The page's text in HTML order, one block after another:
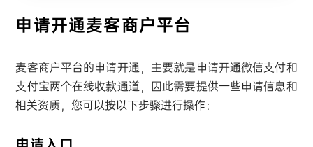
申请开通麦客商户平台
麦客商户平台的申请开通，主要就是申请开通微信支付和
支付宝两个在线收款通道，因此需要提供一些申请信息和
相关资质，您可以按以下步骤进行操作：